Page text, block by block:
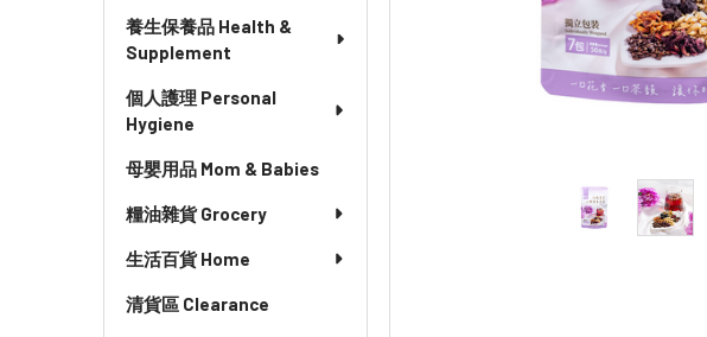
養生保養品 Health &
Supplement
個人護理 Personal
Hygiene
母嬰用品 Mom & Babies
糧油雜貨 Grocery
生活百貨 Home
清貨區 Clearance